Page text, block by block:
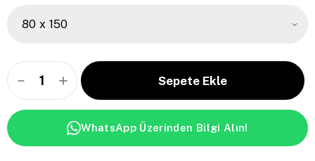
WhatsApp Üzerinden Bilgi Alın!